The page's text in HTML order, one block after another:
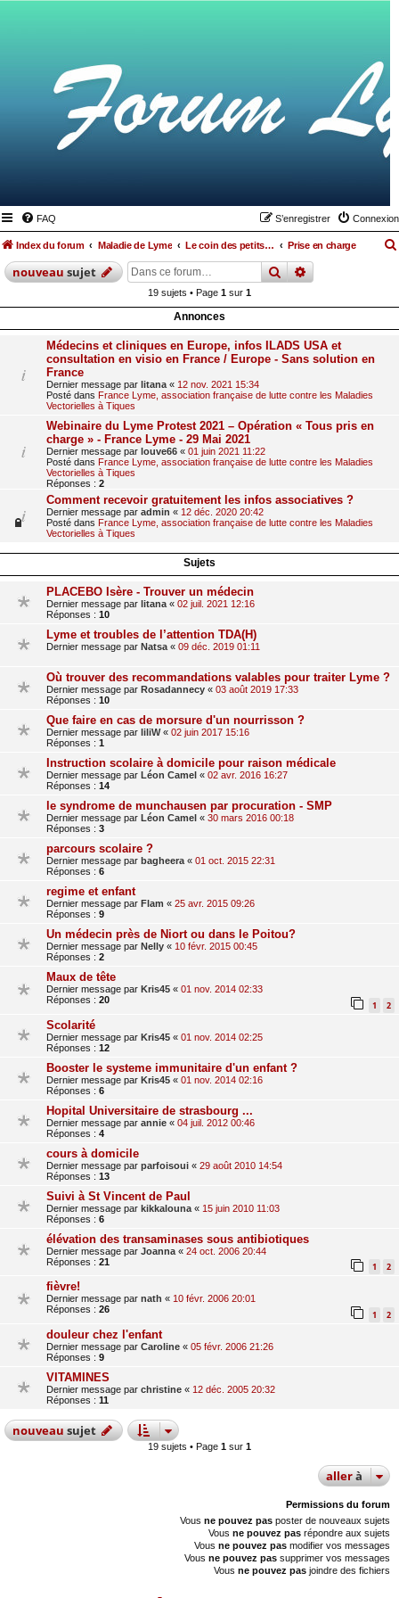
FAQ Connexion
S’enregistrer
Index du forum Maladie de Lyme Le coin des petits lymés Prise en charge
nouveausujet rechercher
recherche
19 sujets • Page 1 sur 1
Annonces
Médecins et cliniques en Europe, infos ILADS USA et
consultation en visio en France / Europe - Sans solution en
France
Dernier message par litana « 12 nov. 2021 15:34
Posté dans France Lyme, association française de lutte contre les Maladies
Vectorielles à Tiques
Webinaire du Lyme Protest 2021 – Opération « Tous pris en
charge » - France Lyme - 29 Mai 2021
Dernier message par louve66 « 01 juin 2021 11:22
Posté dans France Lyme, association française de lutte contre les Maladies
Vectorielles à Tiques
Réponses : 2
Comment recevoir gratuitement les infos associatives ?
Dernier message par admin « 12 déc. 2020 20:42
Posté dans France Lyme, association française de lutte contre les Maladies
Vectorielles à Tiques
Sujets
PLACEBO Isère - Trouver un médecin
Dernier message par litana « 02 juil. 2021 12:16
Réponses : 10
Lyme et troubles de l’attention TDA(H)
Dernier message par Natsa « 09 déc. 2019 01:11
Où trouver des recommandations valables pour traiter Lyme ?
Dernier message par Rosadannecy « 03 août 2019 17:33
Réponses : 10
Que faire en cas de morsure d'un nourrisson ?
Dernier message par liliW« 02 juin 2017 15:16
Réponses : 1
Instruction scolaire à domicile pour raison médicale
Dernier message par Léon Camel « 02 avr. 2016 16:27
Réponses : 14
le syndrome de munchausen par procuration - SMP
Dernier message par Léon Camel « 30 mars 2016 00:18
Réponses : 3
parcours scolaire ?
Dernier message par bagheera « 01 oct. 2015 22:31
Réponses : 6
regime et enfant
Dernier message par Flam « 25 avr. 2015 09:26
Réponses : 9
Un médecin près de Niort ou dans le Poitou?
Dernier message par Nelly « 10 févr. 2015 00:45
Réponses : 2
Maux de tête
Dernier message par Kris45 « 01 nov. 2014 02:33
Réponses : 20 1 2
Scolarité
Dernier message par Kris45 « 01 nov. 2014 02:25
Réponses : 12
Booster le systeme immunitaire d'un enfant ?
Dernier message par Kris45 « 01 nov. 2014 02:16
Réponses : 6
Hopital Universitaire de strasbourg ...
Dernier message par annie « 04 juil. 2012 00:46
Réponses : 4
cours à domicile
Dernier message par parfoisoui « 29 août 2010 14:54
Réponses : 13
Suivi à St Vincent de Paul
Dernier message par kikkalouna « 15 juin 2010 11:03
Réponses : 6
élévation des transaminases sous antibiotiques
Dernier message par Joanna « 24 oct. 2006 20:44
Réponses : 21 1 2
fièvre!
Dernier message par nath « 10 févr. 2006 20:01
Réponses : 26 1 2
douleur chez l'enfant
Dernier message par Caroline « 05 févr. 2006 21:26
Réponses : 9
VITAMINES
Dernier message par christine « 12 déc. 2005 20:32
Réponses : 11
nouveausujet
19 sujets • Page 1 sur 1
allerà
Permissions du forum
Vous ne pouvez pas poster de nouveaux sujets
Vous ne pouvez pas répondre aux sujets
Vous ne pouvez pas modifier vos messages
Vous ne pouvez pas supprimer vos messages
Vous ne pouvez pas joindre des fichiers